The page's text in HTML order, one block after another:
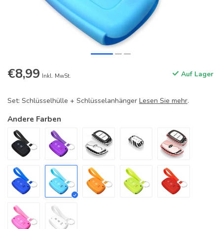
€8,99 Inkl. MwSt. Auf Lager
Set: Schlüsselhülle + Schlüsselanhänger Lesen Sie mehr.
Andere Farben